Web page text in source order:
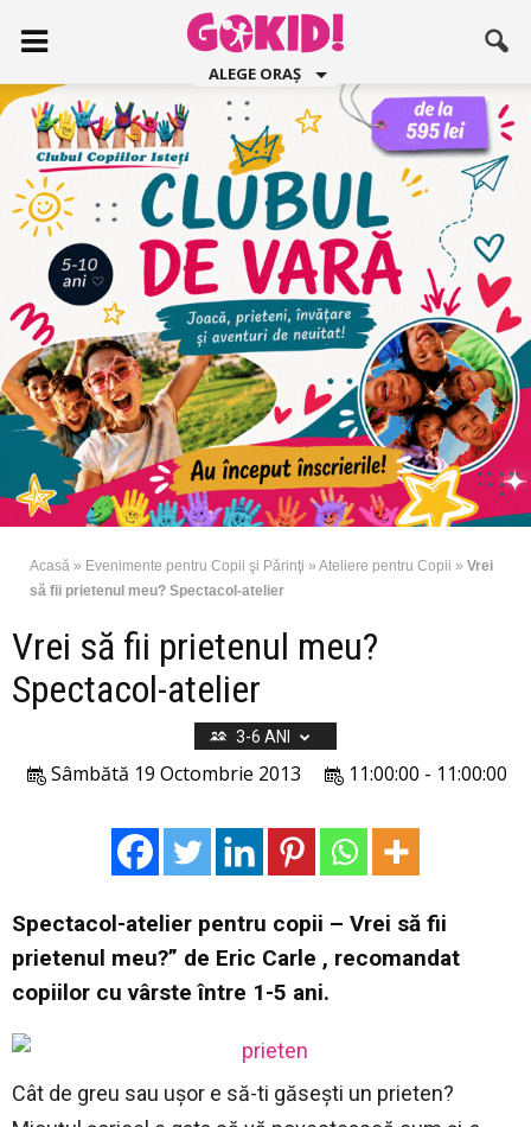
ALEGE ORAȘ
Acasă » Evenimente pentru Copii şi Părinţi » Ateliere pentru Copii » Vrei
să fii prietenul meu? Spectacol-atelier
Vrei să fii prietenul meu?
Spectacol-atelier
3-6 ANI
11:00:00 - 11:00:00
Sâmbătă 19 Octombrie 2013
Spectacol-atelier pentru copii – Vrei să fii
prietenul meu?” de Eric Carle , recomandat
copiilor cu vârste între 1-5 ani.
Cât de greu sau uşor e să-ti găseşti un prieten?